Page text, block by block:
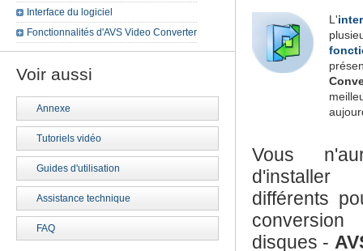
L'
Vous
d'installer
différents
disques -
Interface du logiciel
Fonctionnalités d'AVS Video Converter
Voir aussi
Annexe
Tutoriels vidéo
Guides d'utilisation
Assistance technique
FAQ